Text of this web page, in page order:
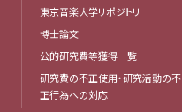
東京音楽大学リポジトリ
博士論文
公的研究費等獲得一覧
研究費の不正使用・研究活動の不
正行為への対応